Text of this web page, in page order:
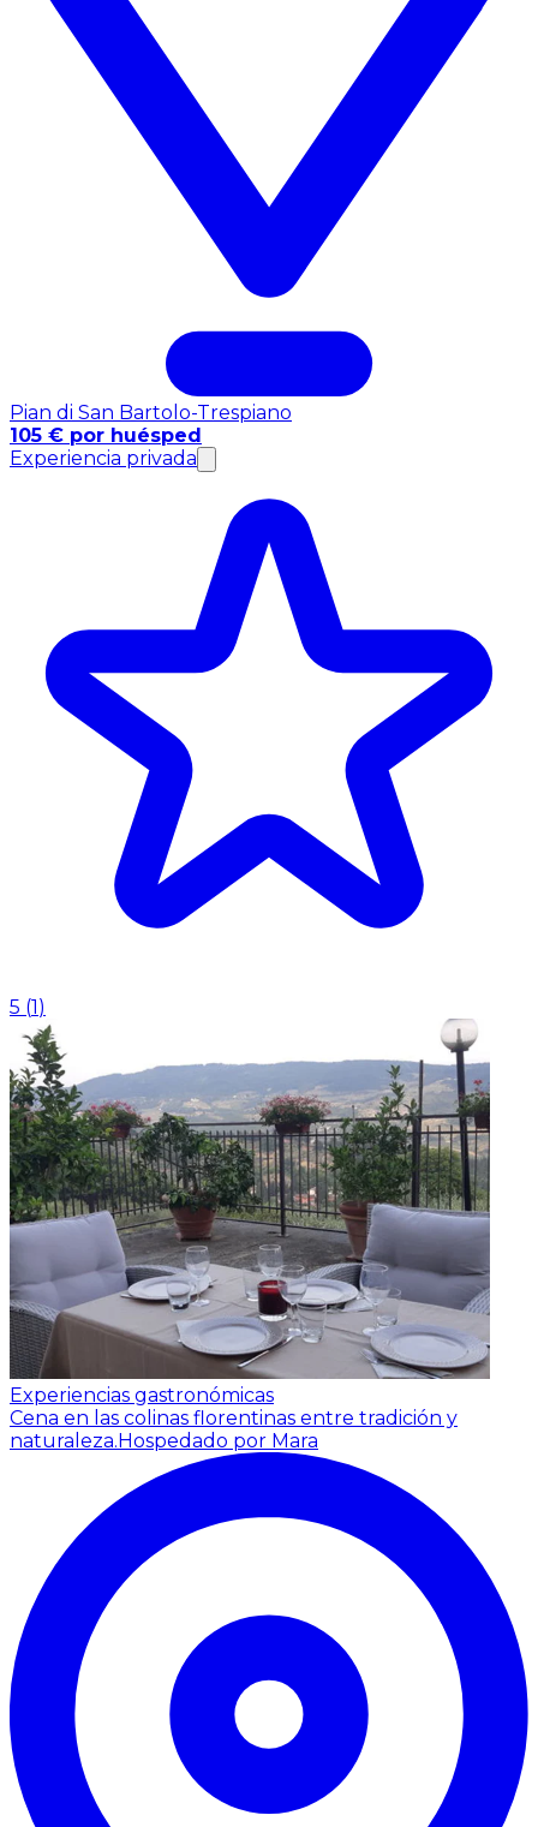
Pian di San Bartolo-Trespiano
105 € por huésped
Experiencia privada
5 (1)
Experiencias gastronómicas
Cena en las colinas florentinas entre tradición y
naturaleza.Hospedado por Mara